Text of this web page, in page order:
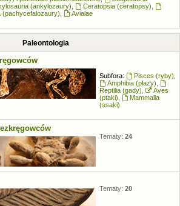
(ankylozaury) Ceratopsia (ceratopsy)
(pachycefalozaury)
Avialae
Paleontologia
Subfora: Pisces (ryby)
Amphibia (płazy)
Reptilia (gady)
Aves
(ptaki)
Mammalia
(ssaki)
Tematy: 24
Tematy: 20